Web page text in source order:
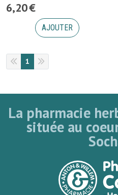
6,20€
AJOUTER
1
La pharmacie
située au